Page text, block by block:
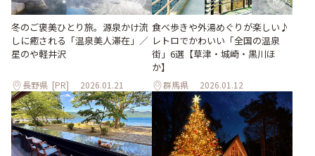
冬のご褒美ひとり旅。源泉かけ流
しに癒される「温泉美人滞在」／
星のや軽井沢
長野県 [PR] 2026.01.21
食べ歩きや外湯めぐりが楽しい♪
レトロでかわいい「全国の温泉
街」6選【草津・城崎・黒川ほ
か】
群馬県 2026.01.12